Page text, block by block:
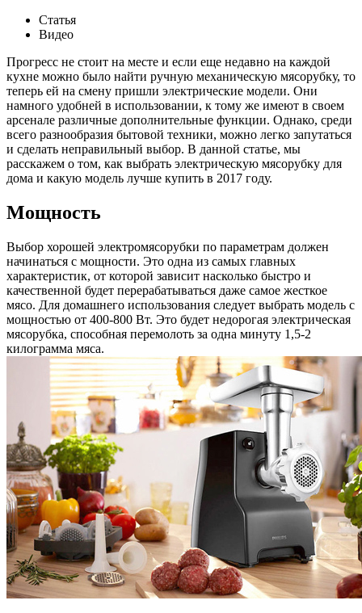
Статья
Видео
Прогресс не стоит на месте и если еще недавно на каждой
кухне можно было найти ручную механическую мясорубку, то
теперь ей на смену пришли электрические модели. Они
намного удобней в использовании, к тому же имеют в своем
арсенале различные дополнительные функции. Однако, среди
всего разнообразия бытовой техники, можно легко запутаться
и сделать неправильный выбор. В данной статье, мы
расскажем о том, как выбрать электрическую мясорубку для
дома и какую модель лучше купить в 2017 году.
Мощность
Выбор хорошей электромясорубки по параметрам должен
начинаться с мощности. Это одна из самых главных
характеристик, от которой зависит насколько быстро и
качественной будет перерабатываться даже самое жесткое
мясо. Для домашнего использования следует выбрать модель с
мощностью от 400-800 Вт. Это будет недорогая электрическая
мясорубка, способная перемолоть за одна минуту 1,5-2
килограмма мяса.